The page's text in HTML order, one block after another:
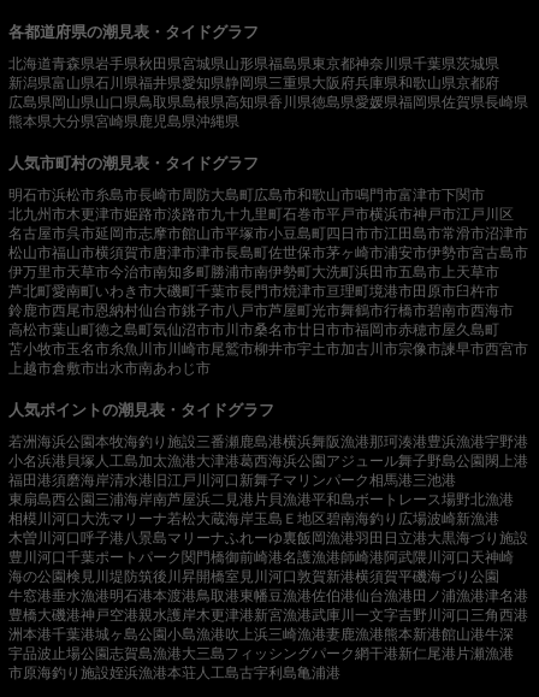
各都道府県の潮見表・タイドグラフ
北海道青森県岩手県秋田県宮城県山形県福島県東京都神奈川県千葉県茨城県
新潟県富山県石川県福井県愛知県静岡県三重県大阪府兵庫県和歌山県京都府
広島県岡山県山口県鳥取県島根県高知県香川県徳島県愛媛県福岡県佐賀県長崎県
熊本県大分県宮崎県 鹿児島県沖縄県
人気市町村の潮見表・タイドグラフ
明石市浜松市糸島市長崎市周防大島町広島市和歌山市鳴門市富津市下関市
北九州市木更津市姫路市淡路市九十九里町石巻市平戸市横浜市神戸市江戸川区
名古屋市呉市延岡市志摩市館山市平塚市小豆島町四日市市江田島市常滑市沼津市
松山市福山市横須賀市唐津市津市長島町佐世保市茅ヶ崎市浦安市伊勢市宮古島市
伊万里市天草市今治市南知多町勝浦市南伊勢町大洗町浜田市五島市 上天草市
芦北町愛南町いわき市大磯町千葉市長門市焼津市亘理町境港市田原市臼杵市
鈴鹿市西尾市恩納村仙台市銚子市八戸市芦屋町光市舞鶴市行橋市碧南市西海市
高松市葉山町徳之島町気仙沼市市川市桑名市廿日市市福岡市赤穂市屋久島町
苫小牧市玉名市糸魚川市 川崎市尾鷲市柳井市宇土市加古川市宗像市諫早市西宮市
上越市倉敷市出水市南あわじ市
人気ポイントの潮見表・タイドグラフ
若洲海浜公園本牧海釣り施設三番瀬 鹿島港横浜舞阪漁港那珂湊港豊浜漁港宇野港
小名浜港 貝塚人工島加太漁港大津港葛西海浜公園アジュール舞子野島公園閖上港
福田港須磨海岸清水港 旧江戸川河口 新舞子マリンパーク相馬港三池港
東扇島西公園三浦海岸南芦屋浜二見港 片貝漁港平和島ボートレース場野北漁港
相模川河口 大洗マリーナ若松大蔵海岸玉島Ｅ地区碧南海釣り広場波崎新漁港
木曽川河口呼子港 八景島マリーナふれーゆ裏飯岡漁港羽田 日立港大黒海づり施設
豊川河口千葉ポートパーク関門橋御前崎港名護漁港師崎港阿武隈川河口 天神崎
海の公園検見川堤防筑後川昇開橋室見川河口敦賀新港横須賀平磯海づり公園
牛窓港垂水漁港明石港本渡港鳥取港東幡豆漁港佐伯港仙台漁港田ノ浦漁港津名港
豊橋大磯港神戸空港親水護岸木更津港新宮漁港武庫川一文字吉野川河口 三角西港
洲本港千葉港城ヶ島公園小島漁港吹上浜三崎漁港妻鹿漁港熊本新港館山港牛深
宇品波止場公園志賀島漁港大三島フィッシングパーク網干港新仁尾港 片瀬漁港
市原海釣り施設姪浜漁港本荘人工島古宇利島亀浦港